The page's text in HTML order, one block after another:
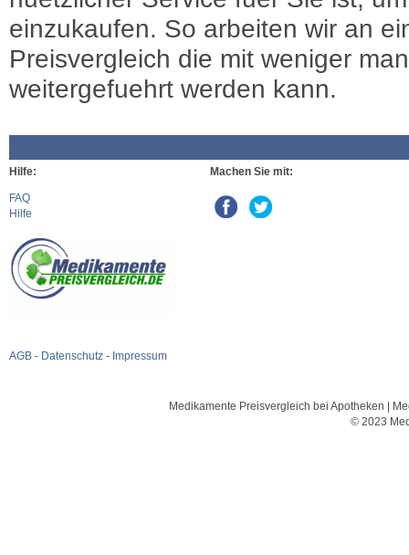
einzukaufen. So arbeiten wir an
Preisvergleich die mit weniger
weitergefuehrt werden kann.
Hilfe:
FAQ
Hilfe
AGB - Datenschutz - Impressum
Machen Sie mit:
Medikamente Preisvergleich bei Apotheken |
© 2023